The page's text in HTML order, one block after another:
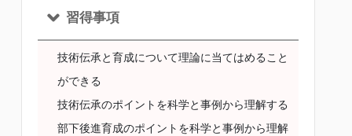
習得事項
技術伝承と育成について理論に当てはめること
ができる
技術伝承のポイントを科学と事例から理解する
部下後進育成のポイントを科学と事例から理解